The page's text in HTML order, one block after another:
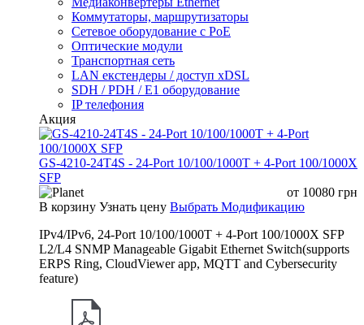
Коммутаторы, маршрутизаторы
Сетевое оборудование с PoE
Оптические модули
Транспортная сеть
LAN екстендеры / доступ xDSL
SDH / PDH / E1 оборудование
IP телефония
Акция
GS-4210-24T4S - 24-Port 10/100/1000T + 4-Port 100/1000X
SFP
от 10080 грн
В корзину Узнать цену Выбрать Модификацию
IPv4/IPv6, 24-Port 10/100/1000T + 4-Port 100/1000X SFP
L2/L4 SNMP Manageable Gigabit Ethernet Switch(supports
ERPS Ring, CloudViewer app, MQTT and Cybersecurity
feature)